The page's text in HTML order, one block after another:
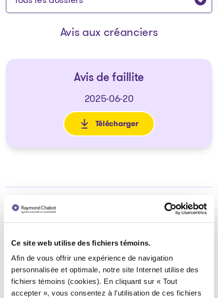
Ce site web utilise des fichiers témoins.
Afin de vous offrir une expérience de navigation
personnalisée et optimale, notre site Internet utilise des
fichiers témoins (cookies). En cliquant sur « Tout
accepter », vous consentez à l’utilisation de ces fichiers
Avis aux créanciers
Avis de faillite
2025-06-20
Télécharger
: Avis de faillite